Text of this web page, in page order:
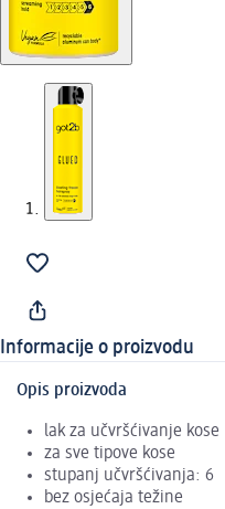
Informacije o proizvodu
Opis proizvoda
lak za učvršćivanje kose
za sve tipove kose
stupanj učvršćivanja: 6
bez osjećaja težine